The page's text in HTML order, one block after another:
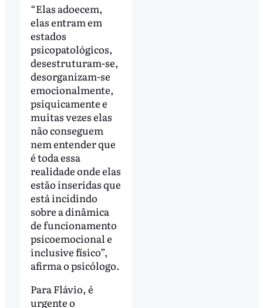
“Elas adoecem,
elas entram em
estados
psicopatológicos,
desestruturam-se,
desorganizam-se
emocionalmente,
psiquicamente e
muitas vezes elas
não conseguem
nem entender que
é toda essa
realidade onde elas
estão inseridas que
está incidindo
sobre a dinâmica
de funcionamento
psicoemocional e
inclusive físico”,
afirma o psicólogo.
Para Flávio, é
urgente o